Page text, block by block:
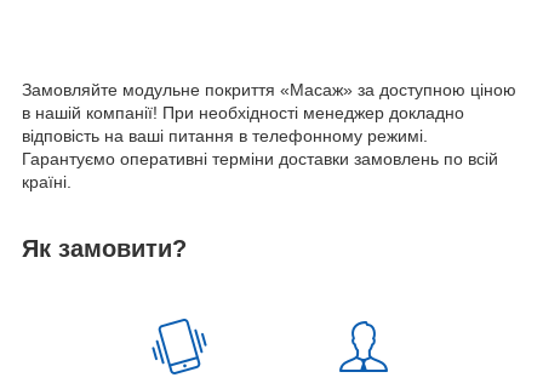
Замовляйте модульне покриття «Масаж» за доступною ціною
в нашій компанії! При необхідності менеджер докладно
відповість на ваші питання в телефонному режимі.
Гарантуємо оперативні терміни доставки замовлень по всій
країні.
Як замовити?